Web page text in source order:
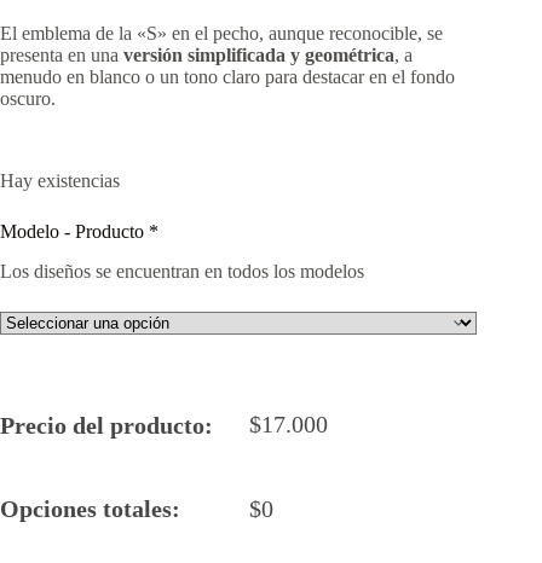
El emblema de la «S» en el pecho, aunque reconocible, se
presenta en una versión simplificada y geométrica, a
menudo en blanco o un tono claro para destacar en el fondo
oscuro.
Hay existencias
Modelo - Producto *
Los diseños se encuentran en todos los modelos
Precio del producto: $17.000
Opciones totales: $0